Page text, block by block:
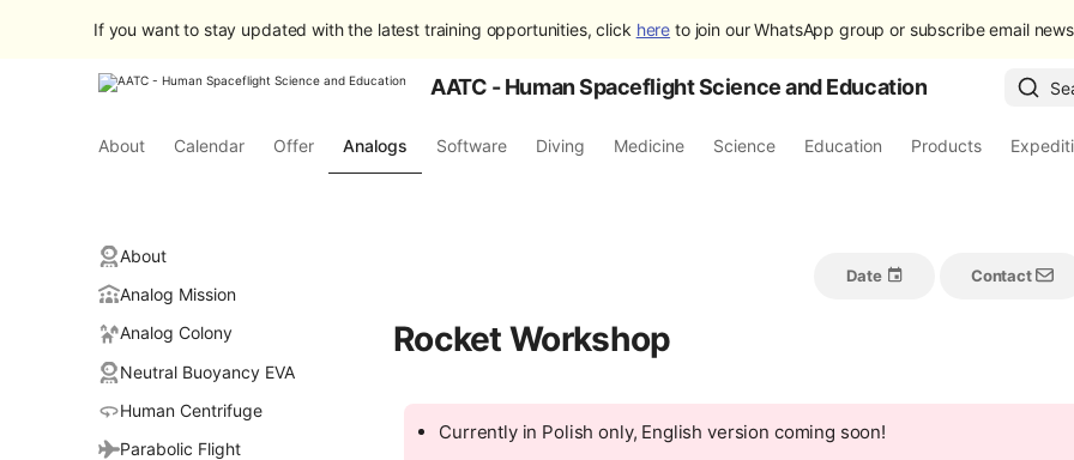
If you want to stay updated with the latest training opportunities, click here to join our WhatsApp group or subscribe email
AATC - Human Spaceflight Science and Education
About Calendar Offer Analogs Software Diving Medicine Science Education Products
About
Analog Mission
Analog Colony
Neutral Buoyancy EVA
Human Centrifuge
Parabolic Flight
Date Contact
Rocket Workshop
Currently in Polish only, English version coming soon!